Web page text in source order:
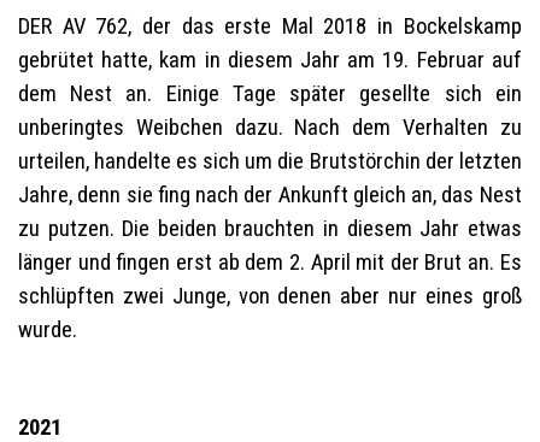
DER AV 762, der das erste Mal 2018 in Bockelskamp
gebrütet hatte, kam in diesem Jahr am 19. Februar auf
dem Nest an. Einige Tage später gesellte sich ein
unberingtes Weibchen dazu. Nach dem Verhalten zu
urteilen, handelte es sich um die Brutstörchin der letzten
Jahre, denn sie fing nach der Ankunft gleich an, das Nest
zu putzen. Die beiden brauchten in diesem Jahr etwas
länger und fingen erst ab dem 2. April mit der Brut an. Es
schlüpften zwei Junge, von denen aber nur eines groß
wurde.
2021